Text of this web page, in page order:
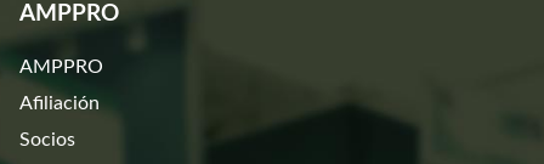
AMPPRO
AMPPRO
Afiliación
Socios